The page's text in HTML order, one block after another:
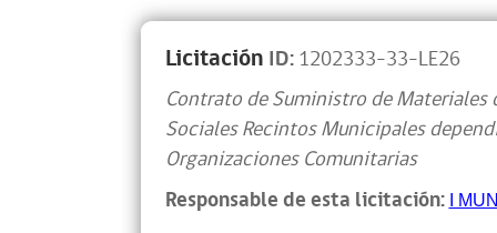
Licitación ID:1202333-33-LE26
Contrato de Suministro de Materiales
Sociales Recintos Municipales
Organizaciones Comunitarias
Responsable de esta licitación:I